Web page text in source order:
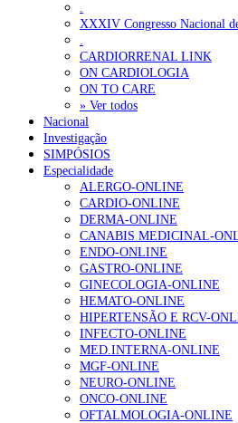
Ordem dos Médicos alerta para
Portugal está a formar os médicos de
MAIS LIDAS
Enfermagem Forense. “Da
203 visualizações
1.º Episódio do Podcast
169 visualizações
Alguns milhares de utentes
132 visualizações
.
XXXIV Congresso Nacional
.
CARDIORRENAL LINK
ON CARDIOLOGIA
ON TO CARE
» Ver todos
Nacional
Investigação
SIMPÓSIOS
Especialidade
ALERGO-ONLINE
CARDIO-ONLINE
DERMA-ONLINE
CANABIS MEDICINAL-
ENDO-ONLINE
GASTRO-ONLINE
GINECOLOGIA-ONLINE
HEMATO-ONLINE
HIPERTENSÃO E RCV-
INFECTO-ONLINE
MED.INTERNA-ONLINE
MGF-ONLINE
NEURO-ONLINE
ONCO-ONLINE
OFTALMOLOGIA-ONLINE